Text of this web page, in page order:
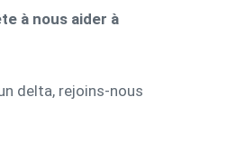
à nous aider à
delta, rejoins-nous